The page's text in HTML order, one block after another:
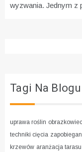
wyzwania. Jednym z
Tagi Na Blogu
uprawa roślin obrazkowiec
techniki cięcia
krzewów aranżacja tarasu